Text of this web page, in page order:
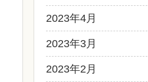
2023年4月
2023年3月
2023年2月